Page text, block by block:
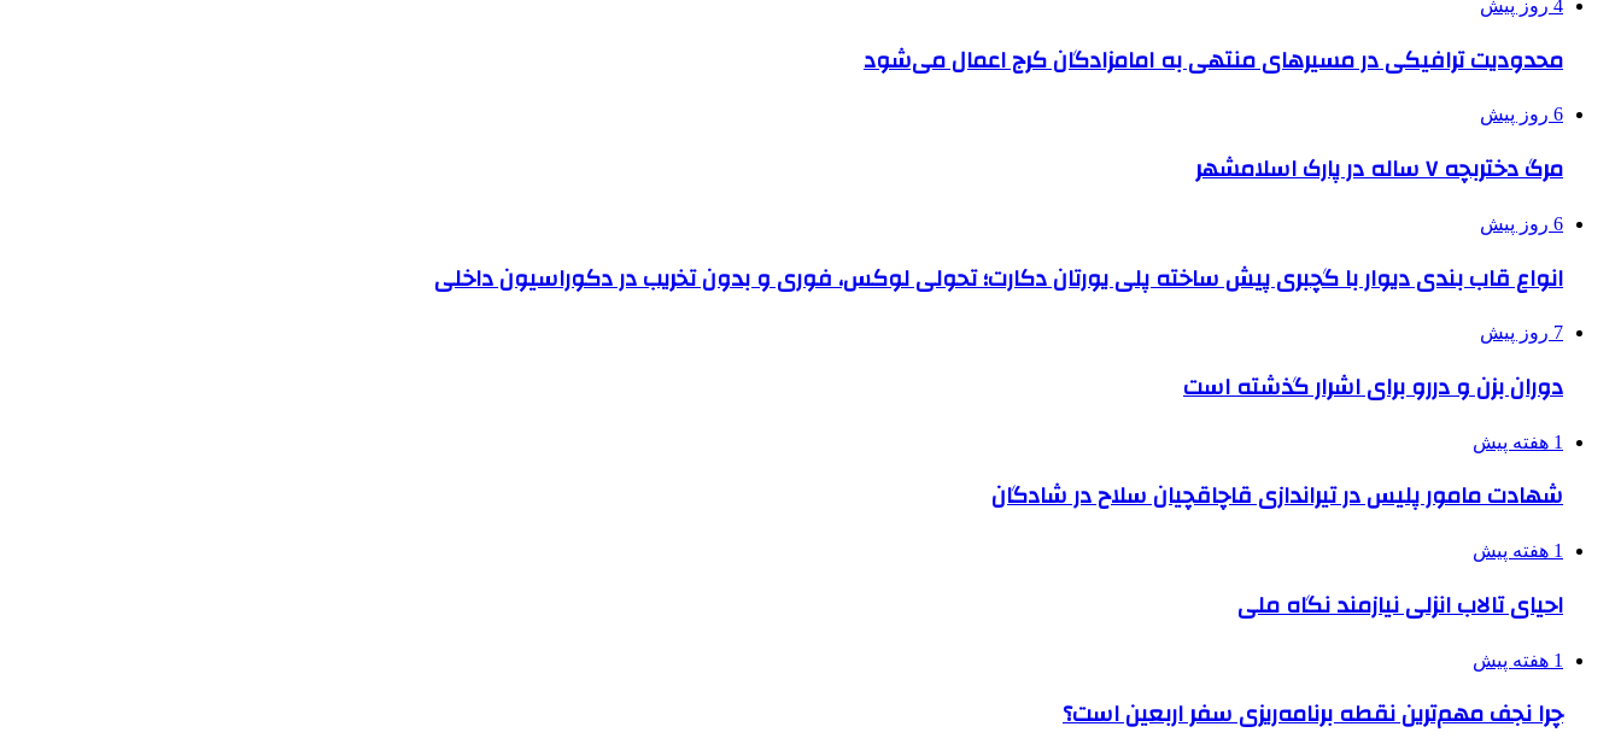
4 روز پیش
محدودیت ترافیکی در مسیرهای منتهی به امامزادگان کرج اعمال می‌شود
6 روز پیش
مرگ دختربچه ۷ ساله در پارک اسلامشهر
6 روز پیش
انواع قاب بندی دیوار با گچبری پیش ساخته پلی یورتان دکارت؛ تحولی لوکس، فوری و بدون تخریب در دکوراسیون داخلی
7 روز پیش
دوران بزن و دررو برای اشرار گذشته است
1 هفته پیش
شهادت مامور پلیس در تیراندازی قاچاقچیان سلاح در شادگان
1 هفته پیش
احیای تالاب انزلی نیازمند نگاه ملی
1 هفته پیش
چرا نجف مهم‌ترین نقطه برنامه‌ریزی سفر اربعین است؟